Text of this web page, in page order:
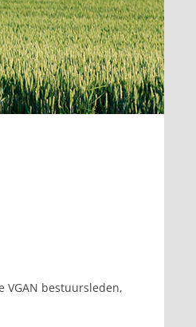
VGAN bestuursleden,